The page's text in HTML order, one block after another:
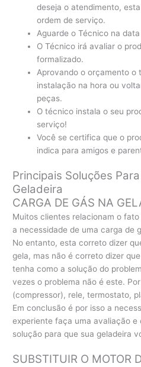
deseja o atendimento,
ordem de serviço.
Aguarde o Técnico na
O Técnico irá avaliar o
formalizado.
Aprovando o orçamento o
instalação na hora ou
peças.
O técnico instala o seu
serviço!
Você se certifica que o
indica para amigos e
Principais Soluções
Geladeira
CARGA DE GÁS NA
Muitos clientes relacionam o
a necessidade de uma carga de
No entanto, esta correto dizer
gela, mas não é correto dizer
tenha como a solução do
vezes o problema não é este.
(compressor), rele, termostato,
Em conclusão é por isso a
experiente faça uma avaliação
solução para que sua geladeira
SUBSTITUIR O MOTOR